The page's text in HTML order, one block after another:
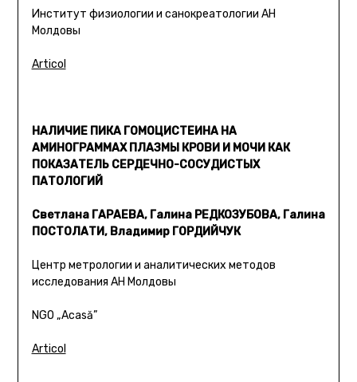
Институт физиологии и санокреатологии АН
Молдовы
Articol
НАЛИЧИЕ ПИКА ГОМОЦИСТЕИНА НА
АМИНОГРАММАХ ПЛАЗМЫ КРОВИ И МОЧИ КАК
ПОКАЗАТЕЛЬ СЕРДЕЧНО-СОСУДИСТЫХ
ПАТОЛОГИЙ
Светлана ГАРАЕВА, Галина РЕДКОЗУБОВА, Галина
ПОСТОЛАТИ, Владимир ГОРДИЙЧУК
Центр метрологии и аналитических методов
исследования АН Молдовы
NGO „Acasă”
Articol